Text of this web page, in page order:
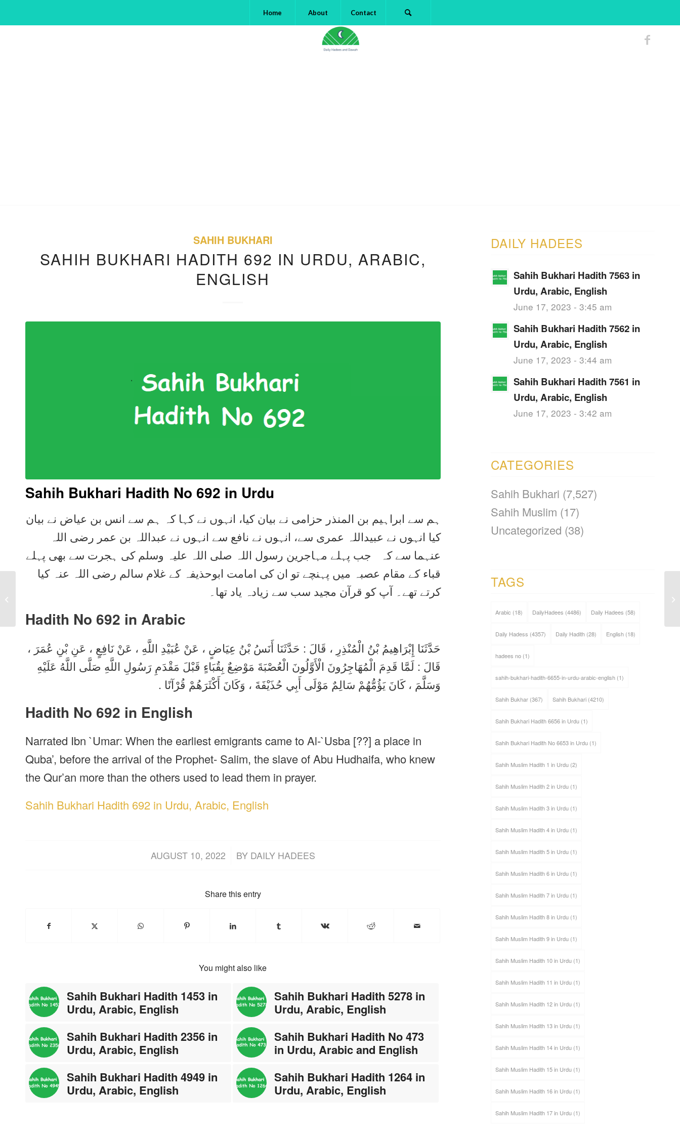
Home About Contact
SAHIH BUKHARI
SAHIH BUKHARI HADITH 692 IN URDU, ARABIC,
ENGLISH
Sahih Bukhari Hadith No 692 in Urdu
ہم سے ابراہیم بن المنذر حزامی نے بیان کیا، انہوں نے کہا کہ ہم سے انس بن عیاض نے بیان
کیا انہوں نے عبیداللہ عمری سے، انہوں نے نافع سے انہوں نے عبداللہ بن عمر رضی اللہ
عنہما سے کہ جب پہلے مہاجرین رسول اللہ صلی اللہ علیہ وسلم کی ہجرت سے بھی پہلے
قباء کے مقام عصبہ میں پہنچے تو ان کی امامت ابوحذیفہ کے غلام سالم رضی اللہ عنہ کیا
کرتے تھے۔ آپ کو قرآن مجید سب سے زیادہ یاد تھا۔
Hadith No 692 in Arabic
حَدَّثَنَا إِبْرَاهِيمُ بْنُ الْمُنْذِرِ ، قَالَ : حَدَّثَنَا أَنَسُ بْنُ عِيَاضٍ ، عَنْ عُبَيْدِ اللَّهِ ، عَنْ نَافِعٍ ، عَنِ بْنِ عُمَرَ ،
قَالَ : لَمَّا قَدِمَ الْمُهَاجِرُونَ الْأَوَّلُونَ الْعُصْبَةَ مَوْضِعٌ بِقُبَاءٍ قَبْلَ مَقْدَمِ رَسُولِ اللَّهِ صَلَّى اللَّهُ عَلَيْهِ
وَسَلَّمَ ، كَانَ يَؤُمُّهُمْ سَالِمٌ مَوْلَى أَبِي حُذَيْفَةَ ، وَكَانَ أَكْثَرَهُمْ قُرْآنًا .
Hadith No 692 in English
Narrated Ibn `Umar: When the earliest emigrants came to Al-`Usba [??] a place in
Quba’, before the arrival of the Prophet- Salim, the slave of Abu Hudhaifa, who knew
the Qur’an more than the others used to lead them in prayer.
Sahih Bukhari Hadith 692 in Urdu, Arabic, English
AUGUST 10, 2022
/ BY DAILY HADEES
Share this entry
You might also like
Sahih Bukhari Hadith 1453 in
Urdu, Arabic, English
Sahih Bukhari Hadith 5278 in
Urdu, Arabic, English
Sahih Bukhari Hadith 2356 in
Urdu, Arabic, English
Sahih Bukhari Hadith No 473
in Urdu, Arabic and English
Sahih Bukhari Hadith 4949 in
Urdu, Arabic, English
Sahih Bukhari Hadith 1264 in
Urdu, Arabic, English
DAILY HADEES
Sahih Bukhari Hadith 7563 in
Urdu, Arabic, English
June 17, 2023 - 3:45 am
Sahih Bukhari Hadith 7562 in
Urdu, Arabic, English
June 17, 2023 - 3:44 am
Sahih Bukhari Hadith 7561 in
Urdu, Arabic, English
June 17, 2023 - 3:42 am
CATEGORIES
Sahih Bukhari (7,527)
Sahih Muslim (17)
Uncategorized (38)
TAGS
Arabic (18) DailyHadees (4486) Daily Hadees (58)
Daily Hadess (4357) Daily Hadith(28) English(18)
hadees no(1)
sahih-bukhari-hadith-6655-in-urdu-arabic-english(1)
Sahih Bukhar(367) Sahih Bukhari(4210)
Sahih Bukhari Hadith 6656 in Urdu(1)
Sahih Bukhari Hadith No 6653 in Urdu(1)
Sahih Muslim Hadith 1 in Urdu(2)
Sahih Muslim Hadith 2 in Urdu(1)
Sahih Muslim Hadith 3 in Urdu(1)
Sahih Muslim Hadith 4 in Urdu(1)
Sahih Muslim Hadith 5 in Urdu(1)
Sahih Muslim Hadith 6 in Urdu(1)
Sahih Muslim Hadith 7 in Urdu(1)
Sahih Muslim Hadith 8 in Urdu(1)
Sahih Muslim Hadith 9 in Urdu(1)
Sahih Muslim Hadith 10 in Urdu(1)
Sahih Muslim Hadith 11 in Urdu(1)
Sahih Muslim Hadith 12 in Urdu(1)
Sahih Muslim Hadith 13 in Urdu(1)
Sahih Muslim Hadith 14 in Urdu(1)
Sahih Muslim Hadith 15 in Urdu(1)
Sahih Muslim Hadith 16 in Urdu(1)
Sahih Muslim Hadith 17 in Urdu(1)